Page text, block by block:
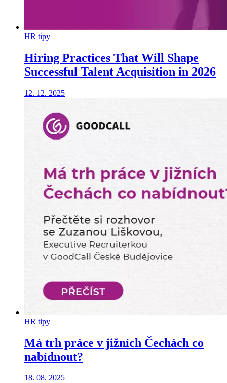
HR tipy
Hiring Practices That Will Shape
Successful Talent Acquisition in 2026
12. 12. 2025
HR tipy
Má trh práce v jižních Čechách co
nabídnout?
18. 08. 2025